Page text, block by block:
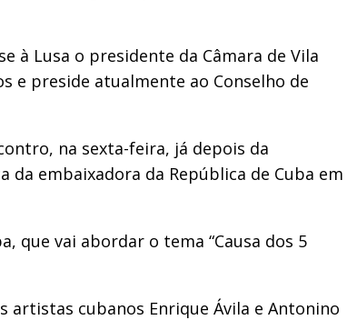
à Lusa o presidente da Câmara de Vila
e preside atualmente ao Conselho de
na sexta-feira, já depois da
embaixadora da República de Cuba em
que vai abordar o tema “Causa dos 5
artistas cubanos Enrique Ávila e Antonino